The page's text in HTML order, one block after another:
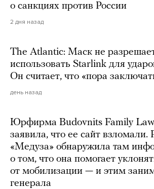
о санкциях против России
2 дня назад
The Atlantic: Маск не
использовать Starlink для
Он считает, что «пора
день назад
Юрфирма Budovnits Family
заявила, что ее сайт взломали.
«Медуза» обнаружила там
о том, что она помогает
от мобилизации — и этим
генерала